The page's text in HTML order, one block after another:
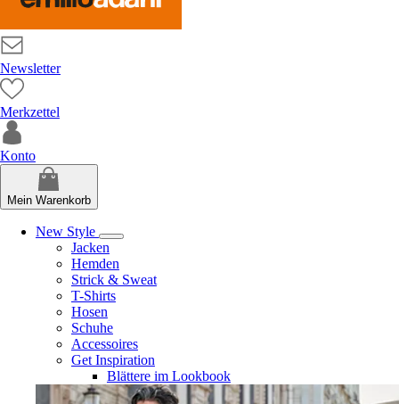
Newsletter
Merkzettel
Konto
Mein Warenkorb
New Style
Jacken
Hemden
Strick & Sweat
T-Shirts
Hosen
Schuhe
Accessoires
Get Inspiration
Blättere im Lookbook